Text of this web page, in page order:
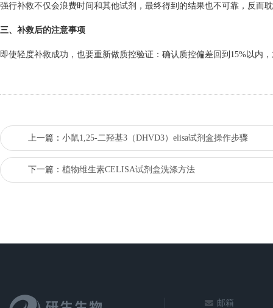
强行补救不仅会浪费时间和其他试剂，最终得到的结果也不可靠，反而
三、补救后的注意事项
即使轻度补救成功，也要重新做质控验证：确认质控偏差回到15%以内
上一篇： 小鼠1,25-二羟基3（DHVD3）elisa试剂盒操作步骤
下一篇： 植物维生素CELISA试剂盒洗涤方法
邮箱